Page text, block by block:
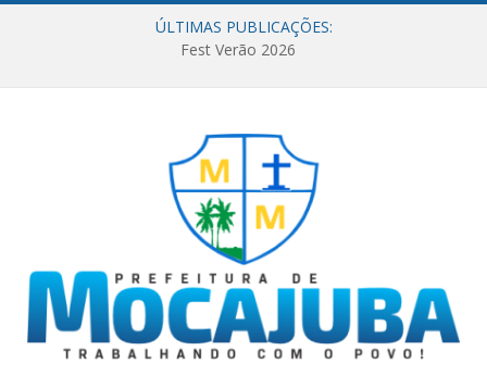
ÚLTIMAS PUBLICAÇÕES:
Fest Verão 2026